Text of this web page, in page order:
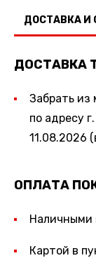
ДОСТАВКА И
ДОСТАВКА
Забрать из
по адресу
11.08.2026
ОПЛАТА
Наличными
Картой в